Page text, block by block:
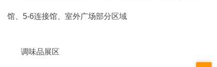
馆、5-6连接馆、室外广场部分区域
调味品展区